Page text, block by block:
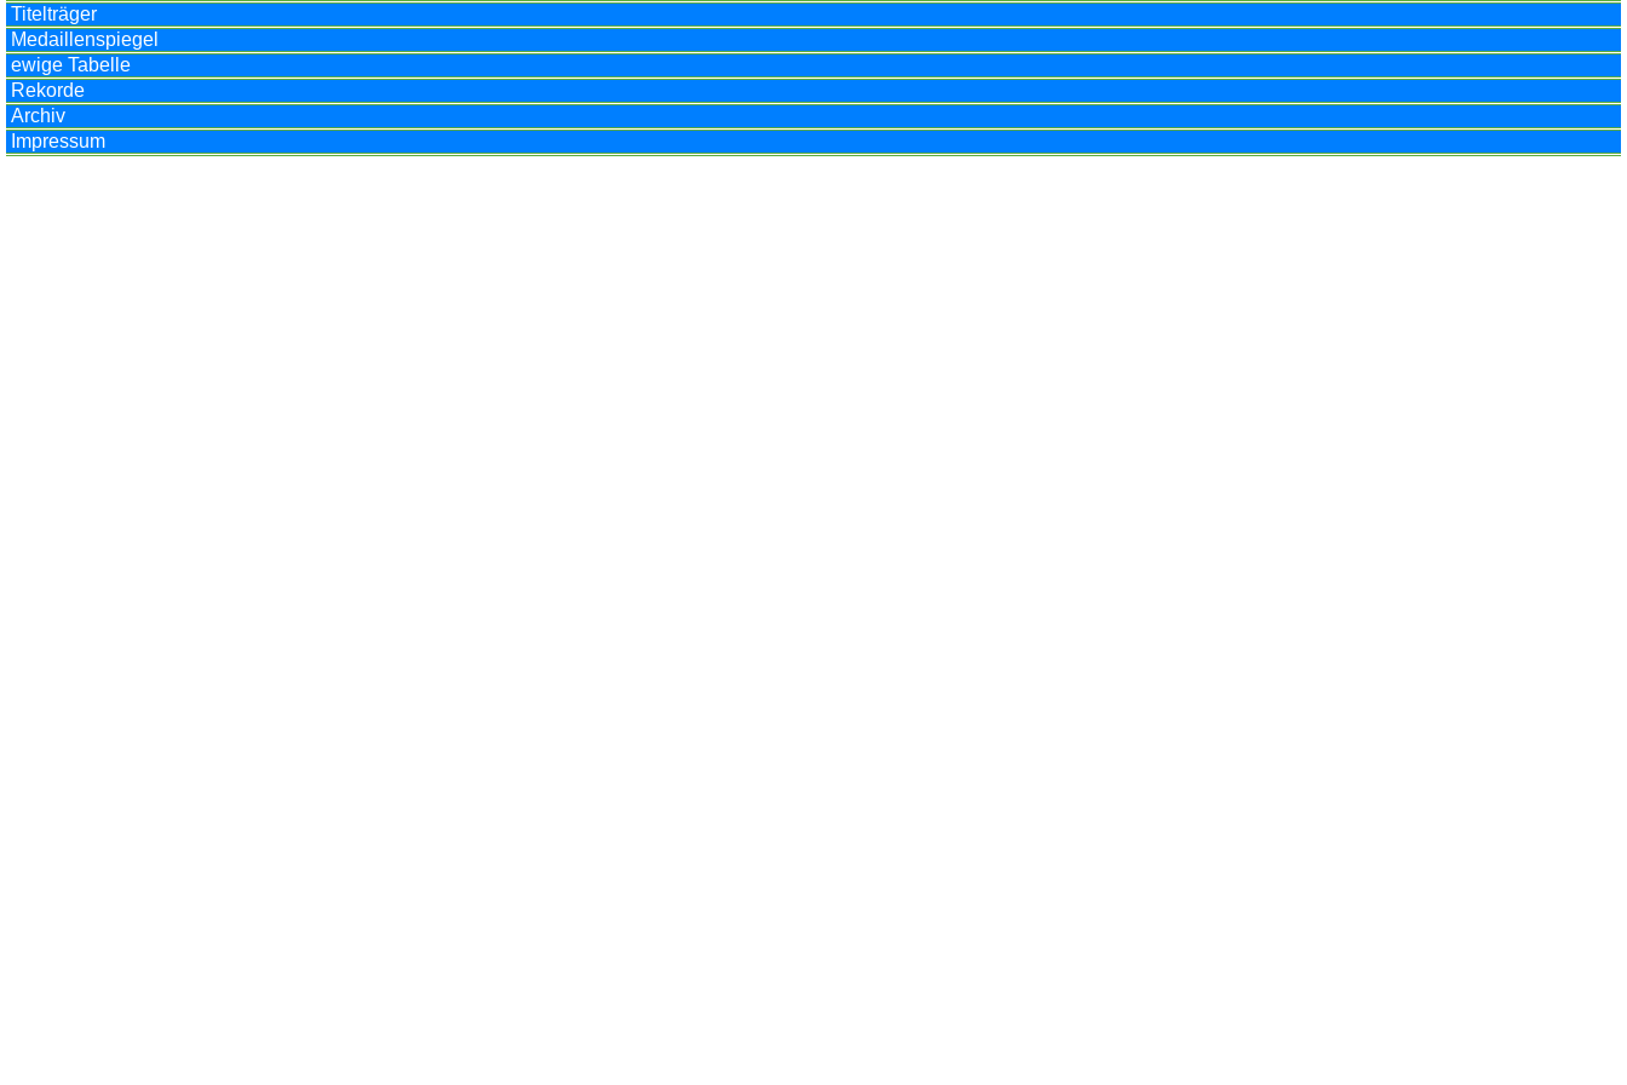
Titelträger
Medaillenspiegel
ewige Tabelle
Rekorde
Archiv
Impressum